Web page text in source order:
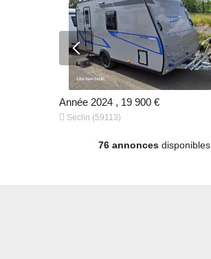
Année 2024 , 19 900 €
 Seclin (59113)
76 annoncesdisponibles